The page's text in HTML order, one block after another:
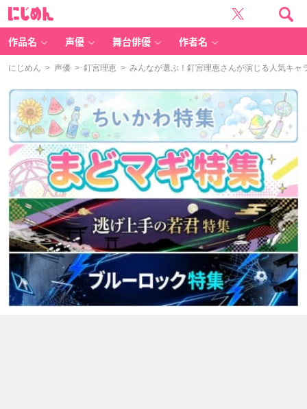
作品名 声優 舞台俳優 作者名
にじめん > 声優 > 釘宮理恵 > みんなが選ぶ！釘宮理恵さんが演じる人気キャ